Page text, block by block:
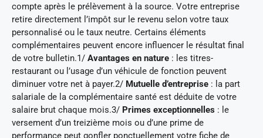
compte après le prélèvement à la source. Votre entreprise
retire directement l’impôt sur le revenu selon votre taux
personnalisé ou le taux neutre. Certains éléments
complémentaires peuvent encore influencer le résultat final
de votre bulletin.1/ Avantages en nature : les titres-
restaurant ou l’usage d’un véhicule de fonction peuvent
diminuer votre net à payer.2/ Mutuelle d’entreprise : la part
salariale de la complémentaire santé est déduite de votre
salaire brut chaque mois.3/ Primes exceptionnelles : le
versement d’un treizième mois ou d’une prime de
performance peut gonfler ponctuellement votre fiche de